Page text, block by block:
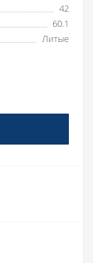
42
60.1
Литые